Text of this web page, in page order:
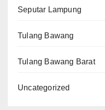
Seputar Lampung
Tulang Bawang
Tulang Bawang Barat
Uncategorized